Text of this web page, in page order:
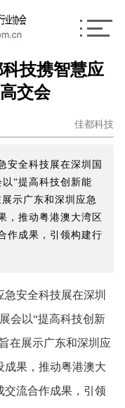
技携智慧应
交会
佳都科技
安全科技展在深圳国
“提高科技创新能
示广东和深圳应急
，推动粤港澳大湾区
作成果，引领构建行
安全科技展在深圳
会以“提高科技创新
在展示广东和深圳应
成果，推动粤港澳大
交流合作成果，引领